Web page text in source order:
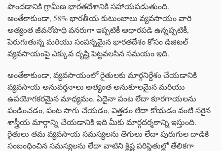
పొందడానికి గ్రామీణ భారతదేశానికి సహాయపడుతుంది.
అంతేకాకుండా, 58% భారతీయ కుటుంబాలు వ్యవసాయం వారి
అత్యంత జీవనోపాధి వనరుగా ఇప్పటికీ ఆధారపడి ఉన్నప్పటికీ,
పెరుగుతున్న మరియు సంపన్నమైన భారతదేశం కోసం డిజిటల్
వ్యవసాయంపై ఎక్కువ దృష్టి పెట్టవలసిన సమయం ఇది.
అంతేకాకుండా, వ్యవసాయంలో రైతులకు మార్గనిర్దేశం చేయడానికి
వ్యవసాయ అనువర్తనాలు అత్యంత అనుకూలమైన మరియు
ఉపయోగకరమైన మాధ్యమం. ఏదైనా పంట లేదా కూరగాయలను
పండించడం, పంట సాగు చేయడం, విత్తడం లేదా కోయడం వంటి సరైన
శాస్త్రీయ మార్గాన్ని చేయడానికి ఇది మీకు మార్గదర్శకాన్ని ఇస్తుంది.
రైతులు తమ వ్యవసాయ సమస్యలను తెగులు లేదా పురుగుల దాడికి
సంబంధించిన సమస్యలను లేదా వాటిని క్లిష్ట పరిస్థితుల్లో తేలికగా